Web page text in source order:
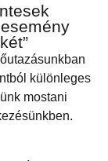
különleges
mostani